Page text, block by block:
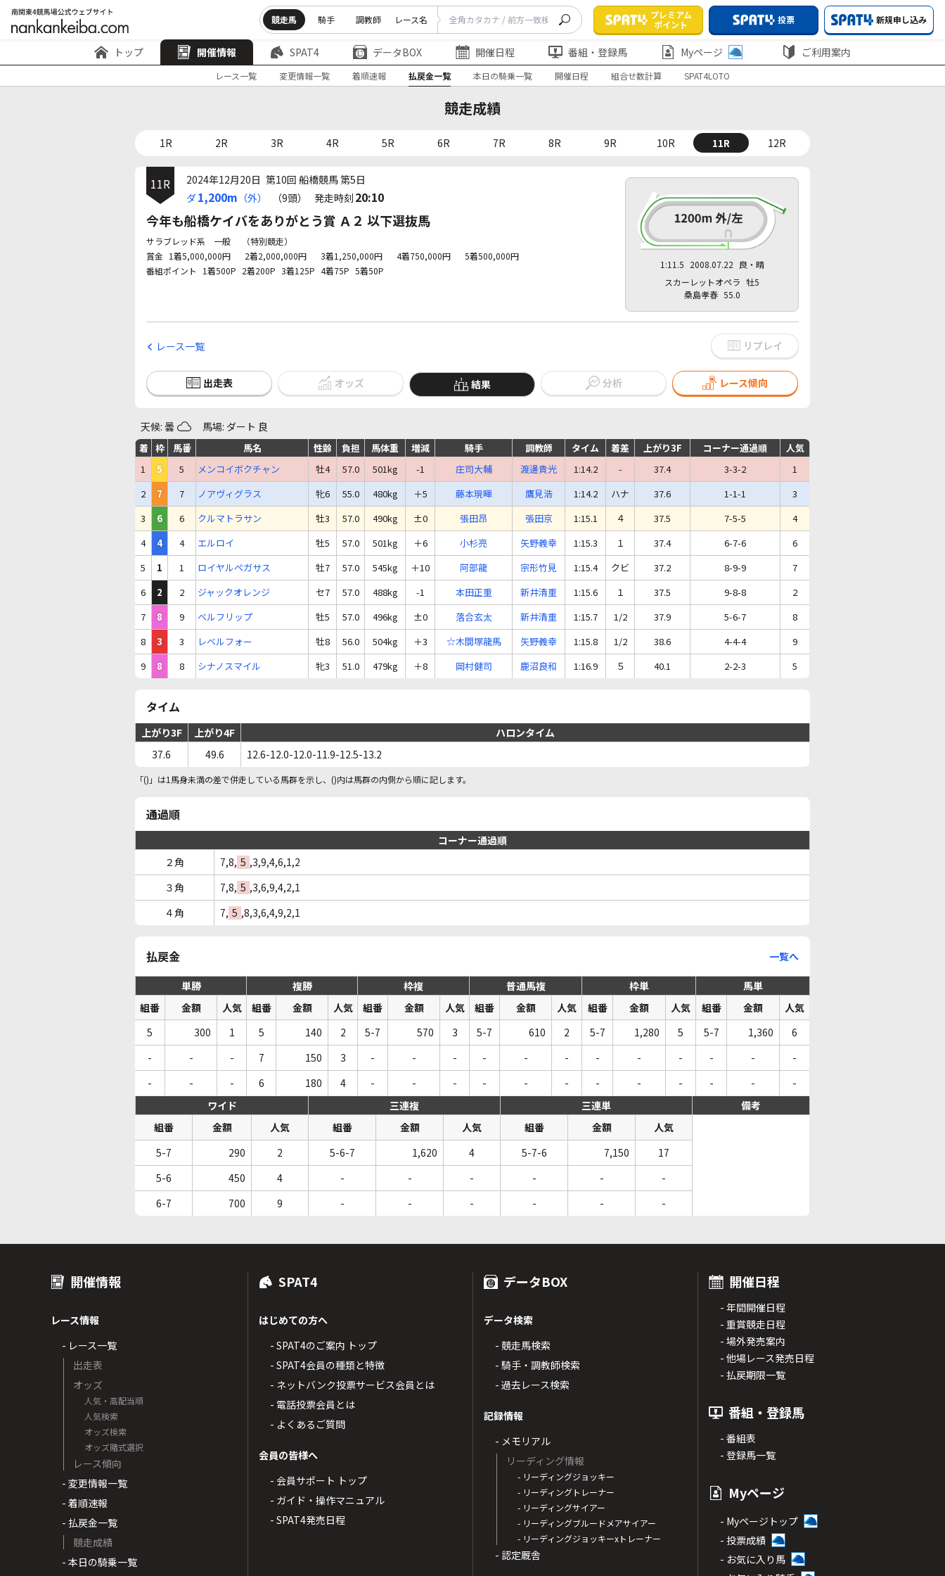
競走馬 騎手 調教師 レース名
プレミアム
ポイント
投票 新規申し込み
トップ 開催情報 SPAT4 データBOX 開催日程 番組・登録馬 Myページ ご利用案内
レース一覧 変更情報一覧 着順速報 払戻金一覧 本日の騎乗一覧 開催日程 組合せ数計算 SPAT4LOTO
競走成績
1R 2R 3R 4R 5R 6R 7R 8R 9R 10R 11R 12R
11R 2024年12月20日 第10回 船橋競馬 第5日
ダ1,200m （外） （9頭） 発走時刻 20:10
今年も船橋ケイバをありがとう賞 Ａ２ 以下選抜馬
サラブレッド系 一般
（特別競走）
賞金 1着5,000,000円 2着2,000,000円 3着1,250,000円 4着750,000円
5着500,000円
番組ポイント
1着500P 2着200P 3着125P 4着75P 5着50P
1:11.5 2008.07.22 良・晴
スカーレットオペラ 牡5
桑島孝春 55.0
レース一覧 リプレイ
出走表 オッズ 結果 分析 レース傾向
天候: 曇 馬場: ダート 良
着 枠 馬番 馬名 性齢 負担 馬体重 増減 騎手 調教師 タイム 着差 上がり3F コーナー通過順
人気
1
5 5 メンコイボクチャン 牡4 57.0 501kg -1 庄司大輔 渡邊貴光 1:14.2 - 37.4 3-3-2
1
2
7 7 ノアヴィグラス 牝6 55.0 480kg ＋5 藤本現暉 鷹見浩 1:14.2 ハナ 37.6 1-1-1
3
3
6 6 クルマトラサン 牡3 57.0 490kg ±0 張田昂 張田京 1:15.1 ４ 37.5 7-5-5
4
4
4 4 エルロイ 牡5 57.0 501kg ＋6 小杉亮 矢野義幸 1:15.3 １ 37.4 6-7-6
6
5
1 1 ロイヤルペガサス 牡7 57.0 545kg ＋10 阿部龍 宗形竹見 1:15.4 クビ 37.2 8-9-9
7
6
2 2 ジャックオレンジ セ7 57.0 488kg -1 本田正重 新井清重 1:15.6 １ 37.5 9-8-8
2
7
8 9 ベルフリップ 牡5 57.0 496kg ±0 落合玄太 新井清重 1:15.7 1/2 37.9 5-6-7
8
8
3 3 レベルフォー 牡8 56.0 504kg ＋3 ☆木間塚龍馬 矢野義幸 1:15.8 1/2 38.6 4-4-4
9
9
8 8 シナノスマイル 牝3 51.0 479kg ＋8 岡村健司 鹿沼良和 1:16.9 ５ 40.1 2-2-3 5
タイム
上がり3F 上がり4F
ハロンタイム
37.6
49.6 12.6-12.0-12.0-11.9-12.5-13.2
「()」は1馬身未満の差で併走している馬群を示し、()内は馬群の内側から順に記します。
通過順
コーナー通過順
２角
7,8, 5 ,3,9,4,6,1,2
３角
7,8, 5 ,3,6,9,4,2,1
４角
7, 5 ,8,3,6,4,9,2,1
払戻金 一覧へ
単勝 複勝 枠複 普通馬複 枠単
馬単
組番
金額 人気 組番 金額 人気 組番 金額 人気 組番 金額 人気 組番 金額 人気 組番 金額
人気
5
300 1 5 140 2 5-7 570 3 5-7 610 2 5-7 1,280 5 5-7 1,360
6
-
- - 7 150 3 - - - - - - - - - - -
-
-
- - 6 180 4 - - - - - - - - - - -
-
ワイド
三連複 三連単
備考
組番
金額 人気 組番 金額 人気 組番 金額
人気
5-7
290 2 5-6-7 1,620 4 5-7-6 7,150
17
5-6
450 4 - - - - -
-
6-7
700 9 - - - - - -
開催情報
レース情報
- レース一覧
出走表
オッズ
人気・高配当順
人気検索
オッズ検索
オッズ賭式選択
レース傾向
- 変更情報一覧
- 着順速報
- 払戻金一覧
競走成績
- 本日の騎乗一覧
SPAT4
はじめての方へ
- SPAT4のご案内 トップ
- SPAT4会員の種類と特徴
- ネットバンク投票サービス会員とは
- 電話投票会員とは
- よくあるご質問
会員の皆様へ
- 会員サポート トップ
- ガイド・操作マニュアル
- SPAT4発売日程
データBOX
データ検索
- 競走馬検索
- 騎手・調教師検索
- 過去レース検索
記録情報
- メモリアル
リーディング情報
- リーディングジョッキー
- リーディングトレーナー
- リーディングサイアー
- リーディングブルードメアサイアー
- リーディングジョッキーxトレーナー
- 認定厩舎
開催日程
- 年間開催日程
- 重賞競走日程
- 場外発売案内
- 他場レース発売日程
- 払戻期限一覧
番組・登録馬
- 番組表
- 登録馬一覧
Myページ
- Myページトップ
- 投票成績
- お気に入り馬